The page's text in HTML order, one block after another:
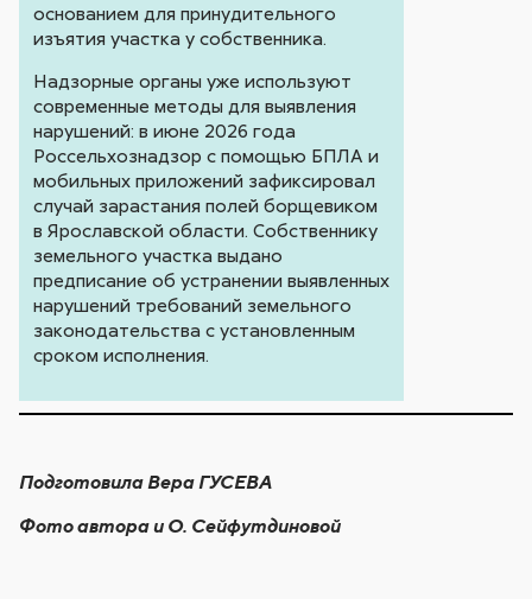
основанием для принудительного
изъятия участка у собственника.
Надзорные органы уже используют
современные методы для выявления
нарушений: в июне 2026 года
Россельхознадзор с помощью БПЛА и
мобильных приложений зафиксировал
случай зарастания полей борщевиком
в Ярославской области. Собственнику
земельного участка выдано
предписание об устранении выявленных
нарушений требований земельного
законодательства с установленным
сроком исполнения.
Подготовила Вера ГУСЕВА
Фото автора и О. Сейфутдиновой